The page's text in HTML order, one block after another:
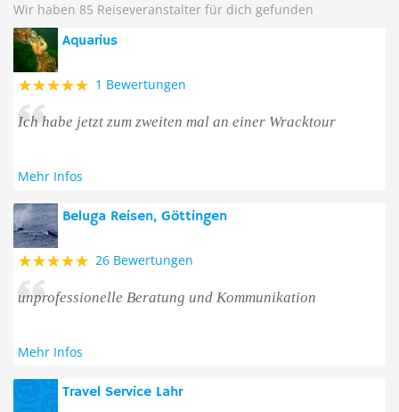
Wir haben 85 Reiseveranstalter für dich gefunden
Aquarius
1 Bewertungen
Ich habe jetzt zum zweiten mal an einer Wracktour
Mehr Infos
Beluga Reisen, Göttingen
26 Bewertungen
unprofessionelle Beratung und Kommunikation
Mehr Infos
Travel Service Lahr